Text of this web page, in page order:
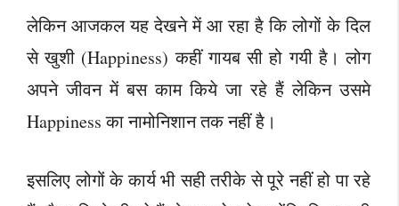
लेकिन आजकल यह देखने में आ रहा है कि लोगों के दिल
से खुशी (Happiness) कहीं गायब सी हो गयी है। लोग
अपने जीवन में बस काम किये जा रहे हैं लेकिन उसमे
Happiness का नामोनिशान तक नहीं है।
इसलिए लोगों के कार्य भी सही तरीके से पूरे नहीं हो पा रहे